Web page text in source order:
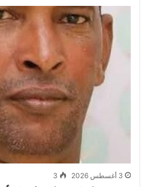
3 أغسطس 2026 3